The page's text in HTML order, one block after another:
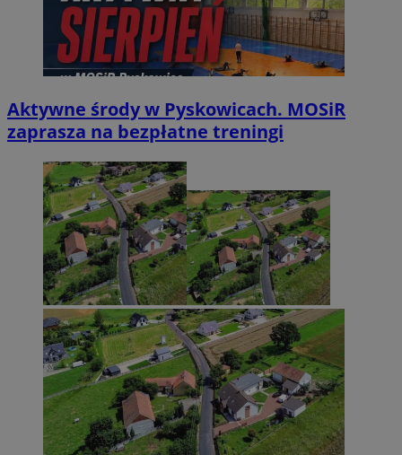
Aktywne środy w Pyskowicach. MOSiR
zaprasza na bezpłatne treningi